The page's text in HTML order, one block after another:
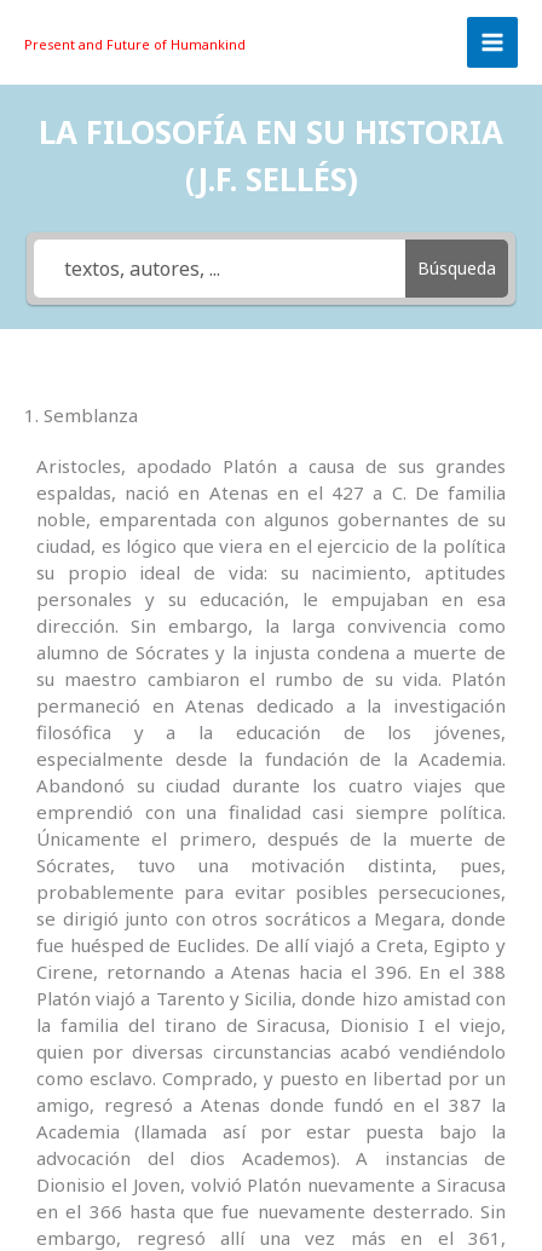
Present and Future of Humankind
LA FILOSOFÍA EN SU HISTORIA
(J.F. SELLÉS)
Búsqueda
1. Semblanza
Aristocles, apodado Platón a causa de sus grandes
espaldas, nació en Atenas en el 427 a C. De familia
noble, emparentada con algunos gobernantes de su
ciudad, es lógico que viera en el ejercicio de la política
su propio ideal de vida: su nacimiento, aptitudes
personales y su educación, le empujaban en esa
dirección. Sin embargo, la larga convivencia como
alumno de Sócrates y la injusta condena a muerte de
su maestro cambiaron el rumbo de su vida. Platón
permaneció en Atenas dedicado a la investigación
filosófica y a la educación de los jóvenes,
especialmente desde la fundación de la Academia.
Abandonó su ciudad durante los cuatro viajes que
emprendió con una finalidad casi siempre política.
Únicamente el primero, después de la muerte de
Sócrates, tuvo una motivación distinta, pues,
probablemente para evitar posibles persecuciones,
se dirigió junto con otros socráticos a Megara, donde
fue huésped de Euclides. De allí viajó a Creta, Egipto y
Cirene, retornando a Atenas hacia el 396. En el 388
Platón viajó a Tarento y Sicilia, donde hizo amistad con
la familia del tirano de Siracusa, Dionisio I el viejo,
quien por diversas circunstancias acabó vendiéndolo
como esclavo. Comprado, y puesto en libertad por un
amigo, regresó a Atenas donde fundó en el 387 la
Academia (llamada así por estar puesta bajo la
advocación del dios Academos). A instancias de
Dionisio el Joven, volvió Platón nuevamente a Siracusa
en el 366 hasta que fue nuevamente desterrado. Sin
embargo, regresó allí una vez más en el 361,